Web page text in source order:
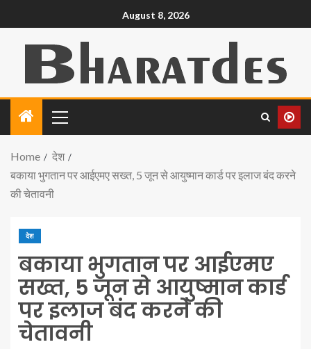
August 8, 2026
Home
देश
बकाया भुगतान पर आईएमए सख्त, 5 जून से आयुष्मान कार्ड पर इलाज बंद करने
की चेतावनी
देश
बकाया भुगतान पर आईएमए
सख्त, 5 जून से आयुष्मान कार्ड
पर इलाज बंद करने की
चेतावनी